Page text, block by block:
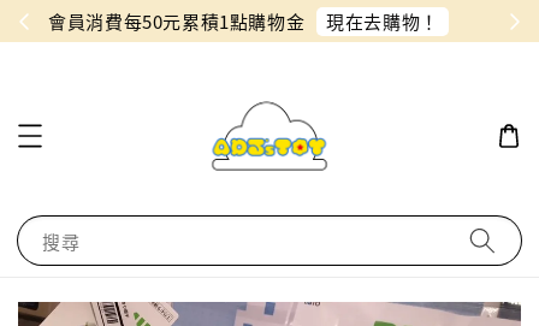
！ 同月份預購單免費合併！只需付一筆運費
搜尋